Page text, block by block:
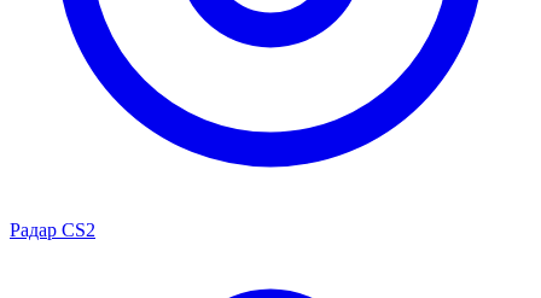
Радар CS2